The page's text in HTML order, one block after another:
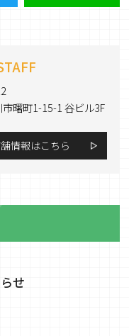
曙町1-15-1 谷ビル3F
情報はこちら
せ